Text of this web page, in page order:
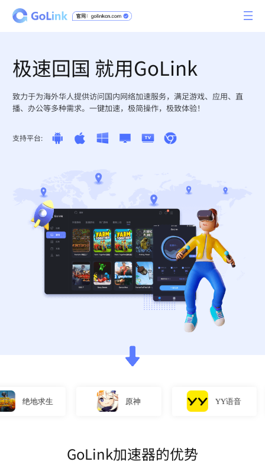
极速回国 就用GoLink
致力于为海外华人提供访问国内网络加速服务，满足游戏、应用、直
播、办公等多种需求。一键加速，极简操作，极致体验！
支持平台:
绝地求生 原神 YY语音
GoLink加速器的优势